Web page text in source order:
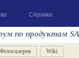
Справка
по продуктам
Фотогалерея Wiki